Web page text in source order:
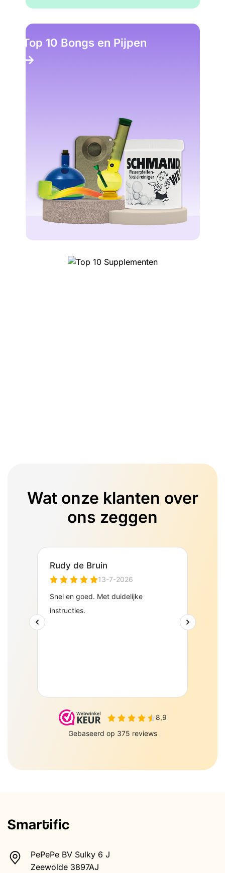
Top 10 Bongs en Pijpen
Wat onze klanten over
ons zeggen
PePePe BV Sulky 6 J
Zeewolde 3897AJ